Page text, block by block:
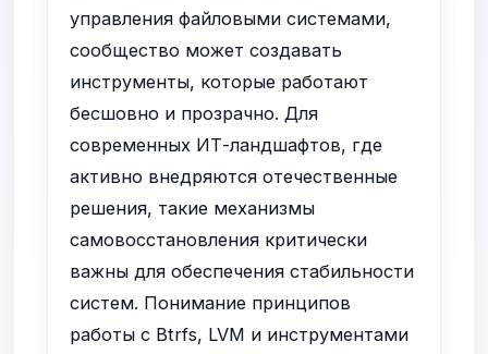
управления файловыми системами,
сообщество может создавать
инструменты, которые работают
бесшовно и прозрачно. Для
современных ИТ-ландшафтов, где
активно внедряются отечественные
решения, такие механизмы
самовосстановления критически
важны для обеспечения стабильности
систем. Понимание принципов
работы с Btrfs, LVM и инструментами